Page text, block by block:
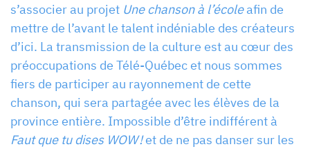
s’associer au projet Une chanson à l’écoleafin de
mettre de l’avant le talent indéniable des créateurs
d’ici. La transmission de la culture est au cœur des
préoccupations de Télé-Québec et nous sommes
fiers de participer au rayonnement de cette
chanson, qui sera partagée avec les élèves de la
province entière. Impossible d’être indifférent à
Faut que tu dises WOW !et de ne pas danser sur les